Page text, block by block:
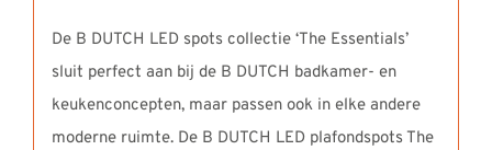
De B DUTCH LED spots collectie ‘The Essentials’
sluit perfect aan bij de B DUTCH badkamer- en
keukenconcepten, maar passen ook in elke andere
moderne ruimte. De B DUTCH LED plafondspots The